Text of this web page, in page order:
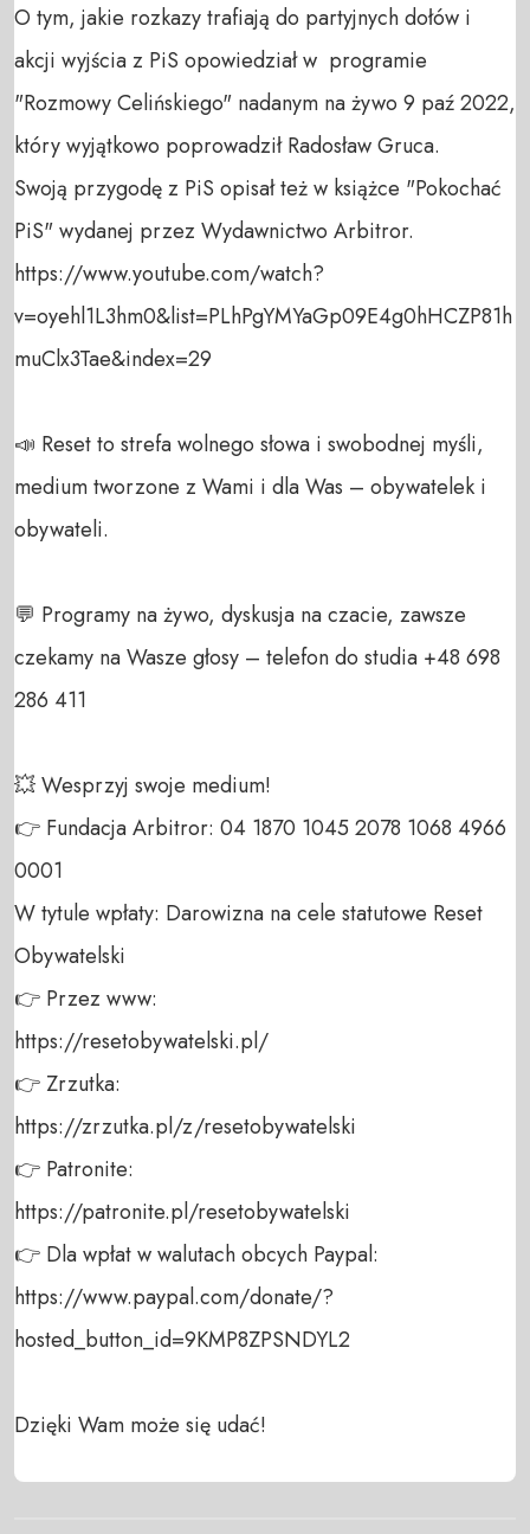
O tym, jakie rozkazy trafiają do partyjnych dołów i
akcji wyjścia z PiS opowiedział w  programie
"Rozmowy Celińskiego" nadanym na żywo 9 paź 2022,
który wyjątkowo poprowadził Radosław Gruca.
Swoją przygodę z PiS opisał też w książce "Pokochać
PiS" wydanej przez Wydawnictwo Arbitror.
https://www.youtube.com/watch?
v=oyehl1L3hm0&list=PLhPgYMYaGp09E4g0hHCZP81h
muClx3Tae&index=29
📣 Reset to strefa wolnego słowa i swobodnej myśli,
medium tworzone z Wami i dla Was – obywatelek i
obywateli.
💬 Programy na żywo, dyskusja na czacie, zawsze
czekamy na Wasze głosy – telefon do studia +48 698
286 411
💥 Wesprzyj swoje medium!
👉 Fundacja Arbitror: 04 1870 1045 2078 1068 4966
0001
W tytule wpłaty: Darowizna na cele statutowe Reset
Obywatelski
👉 Przez www:
https://resetobywatelski.pl/
👉 Zrzutka:
https://zrzutka.pl/z/resetobywatelski
👉 Patronite:
https://patronite.pl/resetobywatelski
👉 Dla wpłat w walutach obcych Paypal:
https://www.paypal.com/donate/?
hosted_button_id=9KMP8ZPSNDYL2
Dzięki Wam może się udać!